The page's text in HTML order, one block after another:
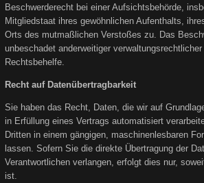
Beschwerderecht bei einer Aufsichtsbehörde,
Mitgliedstaat ihres gewöhnlichen Aufenthalts,
Orts des mutmaßlichen Verstoßes zu. Das
unbeschadet anderweitiger
Rechtsbehelfe.
Recht auf Datenübertragbarkeit
Sie haben das Recht, Daten, die wir auf
in Erfüllung eines Vertrags automatisiert
Dritten in einem gängigen, maschinenlesbaren
lassen. Sofern Sie die direkte Übertragung der
Verantwortlichen verlangen, erfolgt dies nur,
ist.